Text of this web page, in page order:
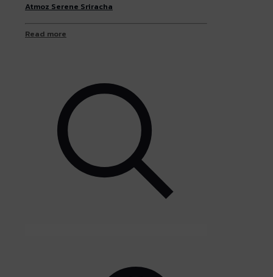
Atmoz Serene Sriracha
Read more